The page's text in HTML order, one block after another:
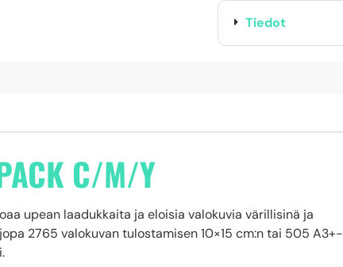
Tiedot
C/M/Y
upean laadukkaita ja eloisia valokuvia värillisinä ja
2765 valokuvan tulostamisen 10×15 cm:n tai 505 A3+-